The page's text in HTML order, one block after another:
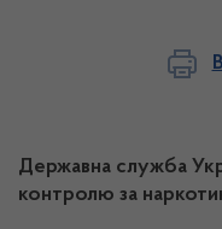
Державна служба
контролю за